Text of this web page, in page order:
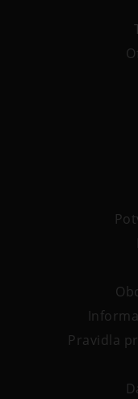
Restaurace VP
CØKAFE Dolní
Pravidla